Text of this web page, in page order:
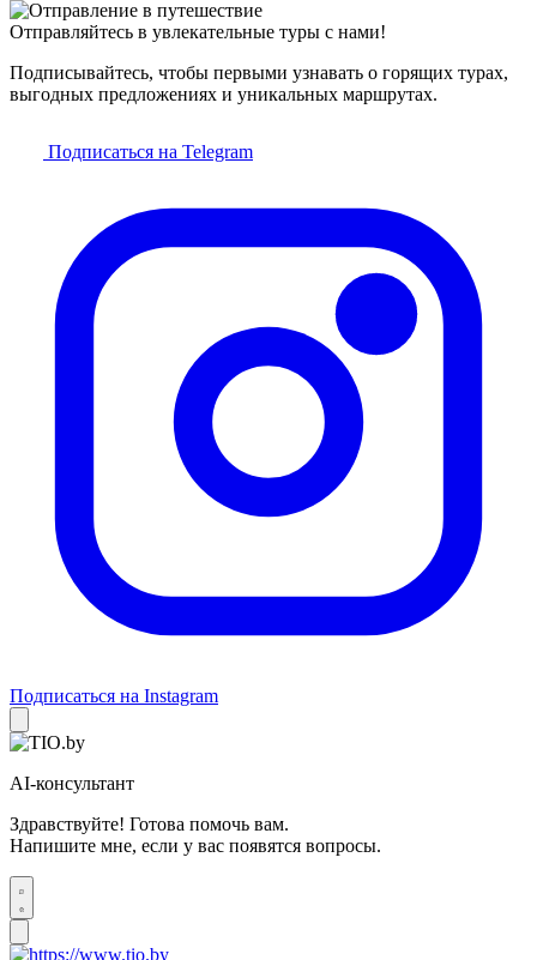
Отправляйтесь в увлекательные туры с нами!
Подписывайтесь, чтобы первыми узнавать о горящих турах,
выгодных предложениях и уникальных маршрутах.
Подписаться на Telegram
Подписаться на Instagram
AI-консультант
Здравствуйте! Готова помочь вам.
Напишите мне, если у вас появятся вопросы.